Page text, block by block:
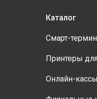
Каталог
Смарт-
Принтеры
Онлайн-кассы